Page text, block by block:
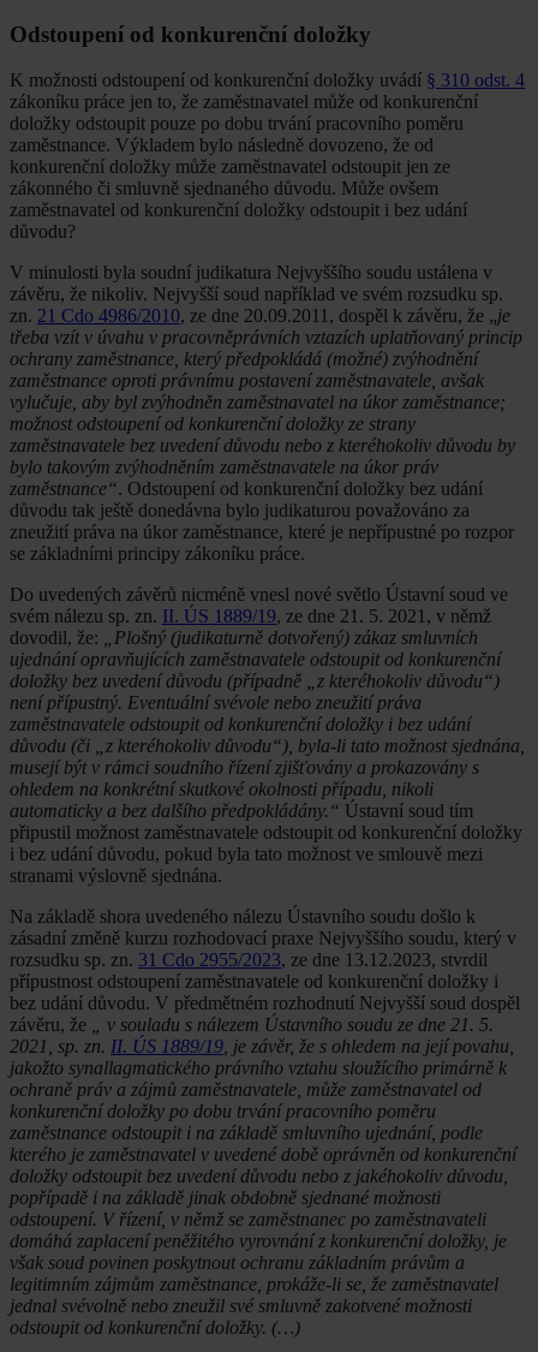
Odstoupení od konkurenční doložky
K možnosti odstoupení od konkurenční doložky uvádí § 310 odst. 4
zákoníku práce jen to, že zaměstnavatel může od konkurenční
doložky odstoupit pouze po dobu trvání pracovního poměru
zaměstnance. Výkladem bylo následně dovozeno, že od
konkurenční doložky může zaměstnavatel odstoupit jen ze
zákonného či smluvně sjednaného důvodu. Může ovšem
zaměstnavatel od konkurenční doložky odstoupit i bez udání
důvodu?
V minulosti byla soudní judikatura Nejvyššího soudu ustálena v
závěru, že nikoliv. Nejvyšší soud například ve svém rozsudku sp.
zn. 21 Cdo 4986/2010, ze dne 20.09.2011, dospěl k závěru, že „je
třeba vzít v úvahu v pracovněprávních vztazích uplatňovaný princip
ochrany zaměstnance, který předpokládá (možné) zvýhodnění
zaměstnance oproti právnímu postavení zaměstnavatele, avšak
vylučuje, aby byl zvýhodněn zaměstnavatel na úkor zaměstnance;
možnost odstoupení od konkurenční doložky ze strany
zaměstnavatele bez uvedení důvodu nebo z kteréhokoliv důvodu by
bylo takovým zvýhodněním zaměstnavatele na úkor práv
zaměstnance“. Odstoupení od konkurenční doložky bez udání
důvodu tak ještě donedávna bylo judikaturou považováno za
zneužití práva na úkor zaměstnance, které je nepřípustné po rozpor
se základními principy zákoníku práce.
Do uvedených závěrů nicméně vnesl nové světlo Ústavní soud ve
svém nálezu sp. zn. II. ÚS 1889/19, ze dne 21. 5. 2021, v němž
dovodil, že: „Plošný (judikaturně dotvořený) zákaz smluvních
ujednání opravňujících zaměstnavatele odstoupit od konkurenční
doložky bez uvedení důvodu (případně „z kteréhokoliv důvodu“)
není přípustný. Eventuální svévole nebo zneužití práva
zaměstnavatele odstoupit od konkurenční doložky i bez udání
důvodu (či „z kteréhokoliv důvodu“), byla-li tato možnost sjednána,
musejí být v rámci soudního řízení zjišťovány a prokazovány s
ohledem na konkrétní skutkové okolnosti případu, nikoli
automaticky a bez dalšího předpokládány.“ Ústavní soud tím
připustil možnost zaměstnavatele odstoupit od konkurenční doložky
i bez udání důvodu, pokud byla tato možnost ve smlouvě mezi
stranami výslovně sjednána.
Na základě shora uvedeného nálezu Ústavního soudu došlo k
zásadní změně kurzu rozhodovací praxe Nejvyššího soudu, který v
rozsudku sp. zn. 31 Cdo 2955/2023, ze dne 13.12.2023, stvrdil
přípustnost odstoupení zaměstnavatele od konkurenční doložky i
bez udání důvodu. V předmětném rozhodnutí Nejvyšší soud dospěl
závěru, že „ v souladu s nálezem Ústavního soudu ze dne 21. 5.
2021, sp. zn. II. ÚS 1889/19, je závěr, že s ohledem na její povahu,
jakožto synallagmatického právního vztahu sloužícího primárně k
ochraně práv a zájmů zaměstnavatele, může zaměstnavatel od
konkurenční doložky po dobu trvání pracovního poměru
zaměstnance odstoupit i na základě smluvního ujednání, podle
kterého je zaměstnavatel v uvedené době oprávněn od konkurenční
doložky odstoupit bez uvedení důvodu nebo z jakéhokoliv důvodu,
popřípadě i na základě jinak obdobně sjednané možnosti
odstoupení. V řízení, v němž se zaměstnanec po zaměstnavateli
domáhá zaplacení peněžitého vyrovnání z konkurenční doložky, je
však soud povinen poskytnout ochranu základním právům a
legitimním zájmům zaměstnance, prokáže-li se, že zaměstnavatel
jednal svévolně nebo zneužil své smluvně zakotvené možnosti
odstoupit od konkurenční doložky. (…)